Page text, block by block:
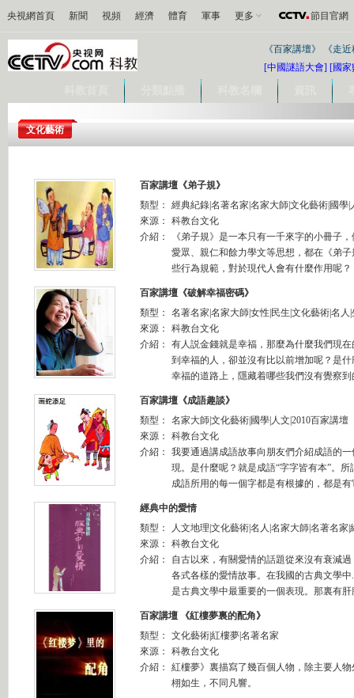
央視網首頁 新聞 視頻 經濟 體育 軍事 更多 節目官網
《百家講壇》
《走
[中國謎語大會] [國家
文化藝術
百家講壇《弟子規》
類型：
經典紀錄|名著名家|名家大師|文化藝術|國學|
來源：
科教台文化
介紹：
《弟子規》是一本只有一千來字的小冊子
愛眾、親仁和餘力學文等思想，都在《弟
些行為規範，對於現代人會有什麼作用呢
百家講壇《破解幸福密碼》
類型：
名著名家|名家大師|女性|民生|文化藝術|名人
來源：
科教台文化
介紹：
有人説金錢就是幸福，那麼為什麼我們現
到幸福的人，卻並沒有比以前增加呢？是
幸福的道路上，隱藏着哪些我們沒有覺察
百家講壇《成語趣談》
類型：
名家大師|文化藝術|國學|人文|2010百家講壇
來源：
科教台文化
介紹：
我要通過講成語故事向朋友們介紹成語的
現。是什麼呢？就是成語“字字皆有本”。
成語所用的每一個字都是有根據的，都是
經典中的愛情
類型：
人文地理|文化藝術|名人|名家大師|名著名家|
來源：
科教台文化
介紹：
自古以來，有關愛情的話題從來沒有衰減
各式各樣的愛情故事。在我國的古典文學
是古典文學中最重要的一個表現。那裏有
百家講壇 《紅樓夢裏的配角》
類型：
文化藝術|紅樓夢|名著名家
來源：
科教台文化
介紹：
紅樓夢》裏描寫了幾百個人物，除主要人
栩如生，不同凡響。